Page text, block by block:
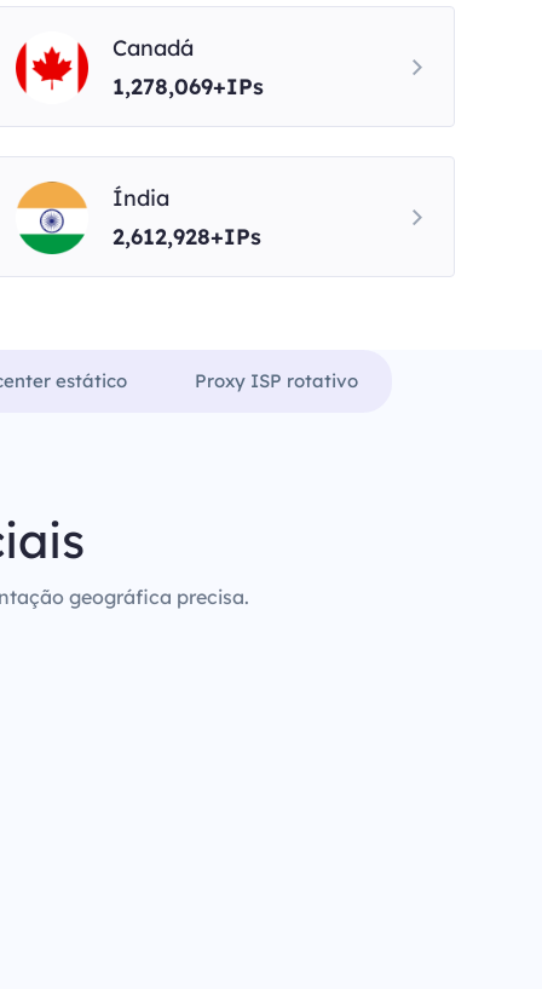
Canadá
1,278,069+IPs
Índia
2,612,928+IPs
estático Proxy ISP rotativo
geográfica precisa.